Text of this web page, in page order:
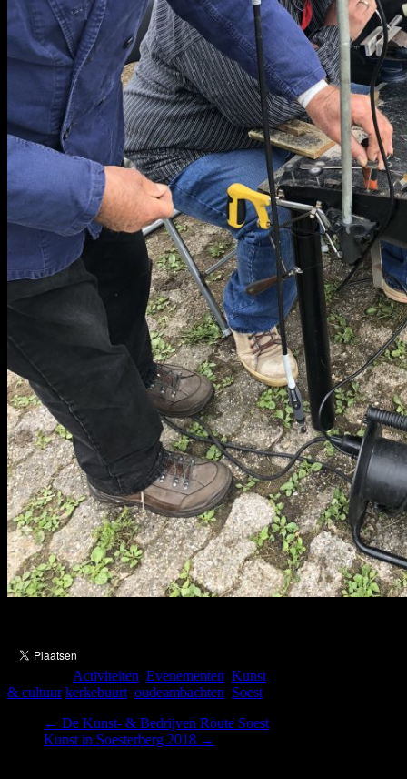
Activiteiten Evenementen Kunst
& cultuur kerkebuurt oudeambachten Soest
← De Kunst- & Bedrijven Route Soest
Kunst in Soesterberg 2018 →